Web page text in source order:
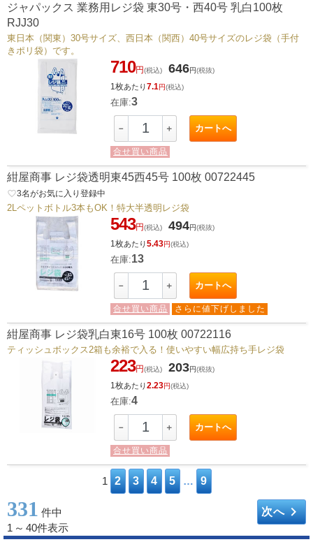
ジャパックス 業務用レジ袋 東30号・西40号 乳白100枚
RJJ30
東日本（関東）30号サイズ、西日本（関西）40号サイズのレジ袋（手付
きポリ袋）です。
710円(税込) 646円(税抜)
1枚あたり7.1円(税込)
在庫:3
－ ＋ カートへ
合せ買い商品
紺屋商事 レジ袋透明東45西45号 100枚 00722445
favorite_border3名がお気に入り登録中
2Lペットボトル3本もOK！特大半透明レジ袋
543円(税込) 494円(税抜)
1枚あたり5.43円(税込)
在庫:13
－ ＋ カートへ
合せ買い商品 さらに値下げしました
紺屋商事 レジ袋乳白東16号 100枚 00722116
ティッシュボックス2箱も余裕で入る！使いやすい幅広持ち手レジ袋
223円(税込) 203円(税抜)
1枚あたり2.23円(税込)
在庫:4
－ ＋ カートへ
合せ買い商品
1 2 3 4 5 … 9
331 件中
1 ～ 40件表示
次へkeyboard_arrow_right